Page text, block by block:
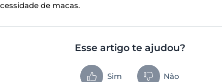
de macas.
Esse artigo te ajudou?
Sim Não